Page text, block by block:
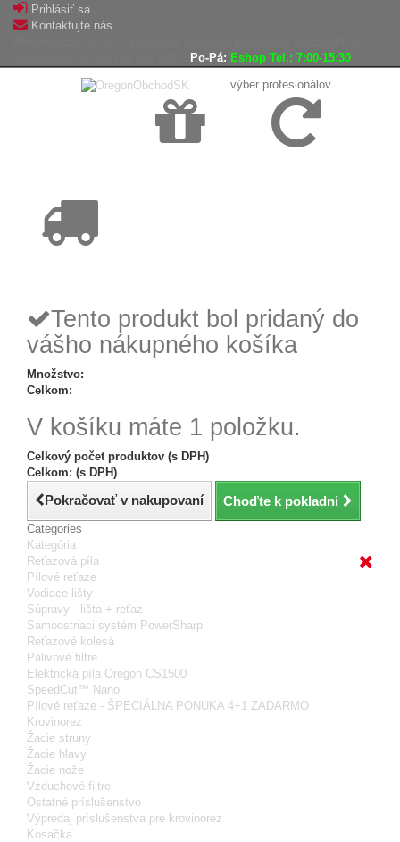
Prihlásiť sa
Kontaktujte nás
Po-Pá: Eshop Tel.: 7:00-15:30
...výber profesionálov
Tento produkt bol pridaný do
vášho nákupného košíka
Množstvo:
Celkom:
V košíku máte 1 položku.
Celkový počet produktov (s DPH)
Celkom: (s DPH)
Pokračovať v nakupovaní Choďte k pokladni
Categories
Kategória
Reťazová píla
Pílové reťaze
Vodiace lišty
Súpravy - lišta + reťaz
Samoostriaci systém PowerSharp
Reťazové kolesá
Palivové filtre
Elektrická píla Oregon CS1500
SpeedCut™ Nano
Pílové reťaze - ŠPECIÁLNA PONUKA 4+1 ZADARMO
Krovinorez
Žacie struny
Žacie hlavy
Žacie nože
Vzduchové filtre
Ostatné príslušenstvo
Výpredaj príslušenstva pre krovinorez
Kosačka